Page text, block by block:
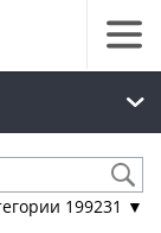
199231 ▼